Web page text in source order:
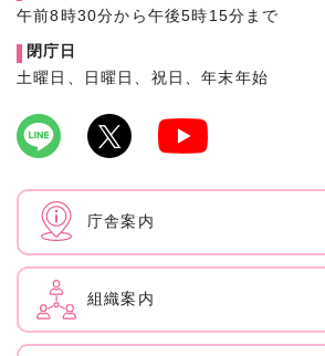
午前8時30分から午後5時15分まで
閉庁日
土曜日、日曜日、祝日、年末年始
庁舎案内
組織案内